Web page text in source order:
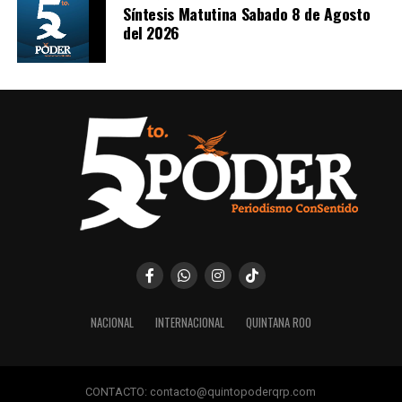
se reunieron con autoridades europeas para cerrar los
últimos puntos delacuerdo comercial UE–Mercosur
cuya firma está prevista para mañana. El pacto es
6. Inundaciones dejan más de cien
muertos en el sur de África
Lluvias torrenciales provocaroninundaciones severas
en Mozambique, Sudáfrica y Zimbabue, dejando más de
100 fallecidos y miles de viviendas destruidas. Equipos
arresto de Bobi Wine
Síntesis Matutina Sabado 8 de Agosto
del 2026
NACIONAL INTERNACIONAL QUINTANA ROO
CONTACTO: contacto@quintopoderqrp.com